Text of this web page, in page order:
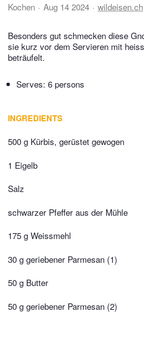
Kochen Aug 14 2024 wildeisen.ch
Besonders gut schmecken diese
sie kurz vor dem Servieren mit
beträufelt.
Serves: 6 persons
INGREDIENTS
500 g Kürbis, gerüstet gewogen
1 Eigelb
Salz
schwarzer Pfeffer aus der Mühle
175 g Weissmehl
30 g geriebener Parmesan (1)
50 g Butter
50 g geriebener Parmesan (2)